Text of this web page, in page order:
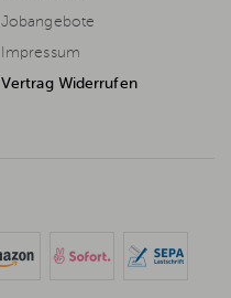
Jobangebote
Impressum
Vertrag Widerrufen